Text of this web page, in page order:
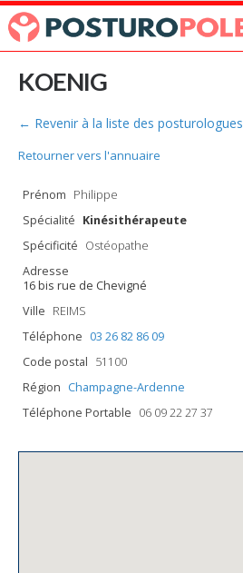
KOENIG
← Revenir à la liste des posturologues
Retourner vers l'annuaire
Prénom Philippe
Spécialité Kinésithérapeute
Spécificité Ostéopathe
Adresse
16 bis rue de Chevigné
Ville REIMS
Téléphone 03 26 82 86 09
Code postal 51100
Région Champagne-Ardenne
Téléphone Portable 06 09 22 27 37